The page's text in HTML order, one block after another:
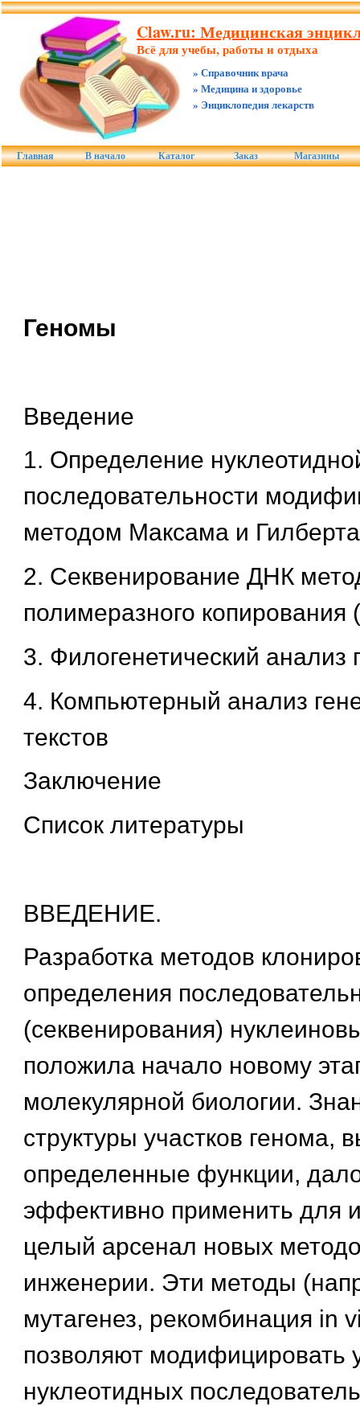
Claw.ru: Медицинская
Всё для учебы, работы и отдыха
» Справочник врача
» Медицина и здоровье
» Энциклопедия лекарств
Главная В начало Каталог Заказ Магазины
Геномы
Введение
1. Определение
последовательности
методом Максама и Гилберта
2. Секвенирование ДНК
полимеразного копирования
3. Филогенетический анализ
4. Компьютерный анализ
текстов
Заключение
Список литературы
ВВЕДЕНИЕ.
Разработка методов
определения
(секвенирования)
положила начало новому
молекулярной биологии.
структуры участков генома,
определенные функции,
эффективно применить для
целый арсенал новых
инженерии. Эти методы
мутагенез, рекомбинация in
позволяют модифицировать
нуклеотидных